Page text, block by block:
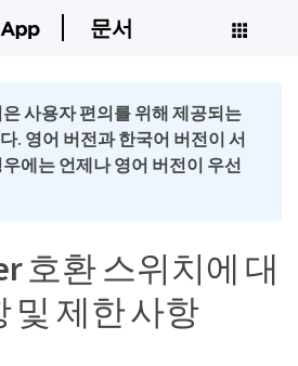
문서
사용자 편의를 위해 제공되는
. 영어 버전과 한국어 버전이 서
에는 언제나 영어 버전이 우선
호환 스위치에 대
및 제한 사항